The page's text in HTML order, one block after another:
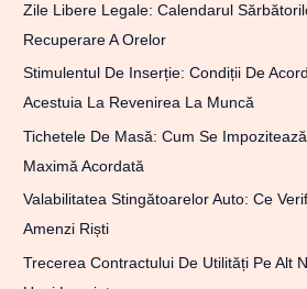
Zile Libere Legale: Calendarul
Recuperare A Orelor
Stimulentul De Inserție: Condiții De
Acestuia La Revenirea La Muncă
Tichetele De Masă: Cum Se
Maximă Acordată
Valabilitatea Stingătoarelor Auto: Ce
Amenzi Riști
Trecerea Contractului De Utilități Pe Alt